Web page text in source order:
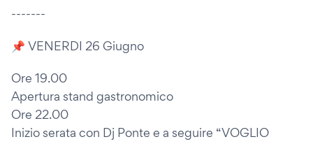
-------
📌 VENERDI 26 Giugno
Ore 19.00
Apertura stand gastronomico
Ore 22.00
Inizio serata con Dj Ponte e a seguire “VOGLIO